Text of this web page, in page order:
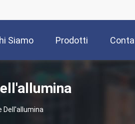
Siamo Prodotti
Dell'allumina